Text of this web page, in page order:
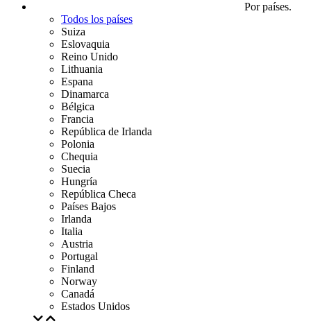
Por países.
Todos los países
Suiza
Eslovaquia
Reino Unido
Lithuania
Espana
Dinamarca
Bélgica
Francia
República de Irlanda
Polonia
Chequia
Suecia
Hungría
República Checa
Países Bajos
Irlanda
Italia
Austria
Portugal
Finland
Norway
Canadá
Estados Unidos